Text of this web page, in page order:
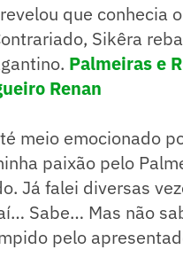
que conhecia
Sikêra
Palmeiras e
Renan
meio emocionado
paixão pelo
Já falei diversas
Sabe… Mas não
pelo